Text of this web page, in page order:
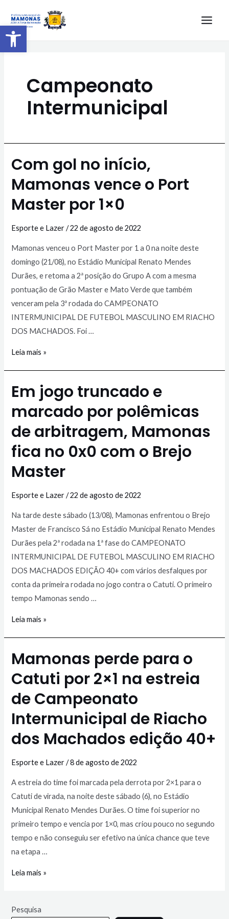
Barra de Ferramentas Aberta
Campeonato
Intermunicipal
Com gol no início,
Mamonas vence o Port
Master por 1×0
Esporte e Lazer/22 de agosto de 2022
Mamonas venceu o Port Master por 1 a 0 na noite deste
domingo (21/08), no Estádio Municipal Renato Mendes
Durães, e retoma a 2ª posição do Grupo A com a mesma
pontuação de Grão Master e Mato Verde que também
venceram pela 3ª rodada do CAMPEONATO
INTERMUNICIPAL DE FUTEBOL MASCULINO EM RIACHO
DOS MACHADOS. Foi …
Leia mais »
Em jogo truncado e
marcado por polêmicas
de arbitragem, Mamonas
fica no 0x0 com o Brejo
Master
Esporte e Lazer/22 de agosto de 2022
Na tarde deste sábado (13/08), Mamonas enfrentou o Brejo
Master de Francisco Sá no Estádio Municipal Renato Mendes
Durães pela 2ª rodada na 1ª fase do CAMPEONATO
INTERMUNICIPAL DE FUTEBOL MASCULINO EM RIACHO
DOS MACHADOS EDIÇÃO 40+ com vários desfalques por
conta da primeira rodada no jogo contra o Catuti. O primeiro
tempo Mamonas sendo …
Leia mais »
Mamonas perde para o
Catuti por 2×1 na estreia
de Campeonato
Intermunicipal de Riacho
dos Machados edição 40+
Esporte e Lazer/8 de agosto de 2022
A estreia do time foi marcada pela derrota por 2×1 para o
Catuti de virada, na noite deste sábado (6), no Estádio
Municipal Renato Mendes Durães. O time foi superior no
primeiro tempo e vencia por 1×0, mas criou pouco no segundo
tempo e não conseguiu ser efetivo na única chance que teve
na etapa …
Leia mais »
Pesquisa